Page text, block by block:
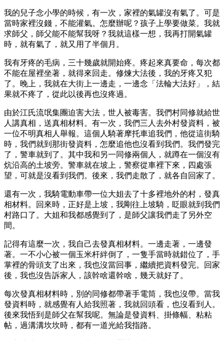
我的兒子念小學的時候，有一次，家裡的氣罐沒有氣了。可是
當時家裡沒錢，不能灌氣。怎麼辦呢？孩子上學要做菜。我就
求師父，師父能不能幫我呀？我就這樣一想，我再打開氣罐
時，就有氣了，就又用了半個月。
我有牙疼的毛病，三十幾歲就開始疼。疼起來真要命，每次都
不能在屋裡坐著，就得來回走。修煉大法後，我的牙疼又犯
了。晚上，我就在大街上一邊走，一邊念「法輪大法好」，結
果就不疼了，從此以後再也沒疼過。
由於江氏流氓集團迫害大法，世人被毒害。我們村同修就給世
人講真相，送真相材料。有一次，我們三人去外村發資料，被
一位不明真相人舉報。這個人騎著摩托車追我們，他從這街騎
時，我們就到那街發資料，怎麼追他也沒看到我們。我們發完
了，警車就到了。其中我和另一同修兩個人，就蹲在一個沒有
炕沿高的土坡旁。警車就在坡上，警察從車裡下來，四處張
望，可就是沒看到我們。後來，我們走散了，就各自回家了。
還有一次，我騎電動車帶一位大姐去了十多裡地外的村，發真
相材料。回來時，正好是上坡，我剛往上坡騎，眨眼就到我們
村路口了。大姐和我都感覺到了，是師父讓我們走了另外空
間。
記得有這麼一次，我自己去發真相材料。一邊走著，一邊發
著。一不小心被一個玉米杆絆倒了，一隻手當時就錯位了，手
掌裡的骨頭支了出來，我也沒當回事，繼續把資料發完。回家
後，我也沒告訴家人，該幹啥還幹啥，幾天就好了。
每次發真相材料時，別的同修都帶著手電筒，我也沒帶。當我
發資料時，就感覺有人給我照著，我就回頭看，也沒看到人。
後來我悟到是師父在幫我呢。無論是發資料、掛條幅、粘粘
帖，過溝溝坎坎時，都有一道光給我指路。